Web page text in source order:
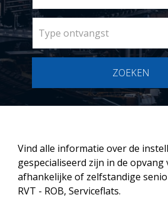
Type ontvangst
ZOEKEN
Vind alle informatie over de
gespecialiseerd zijn in de
afhankelijke of zelfstandige
RVT - ROB, Serviceflats.